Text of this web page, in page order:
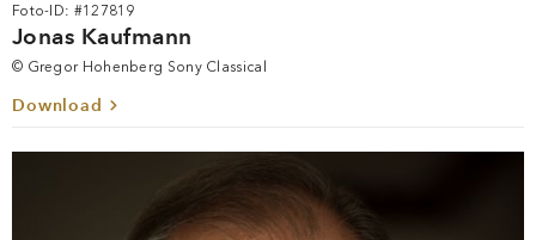
Foto-ID: #127819
Jonas Kaufmann
© Gregor Hohenberg Sony Classical
Download